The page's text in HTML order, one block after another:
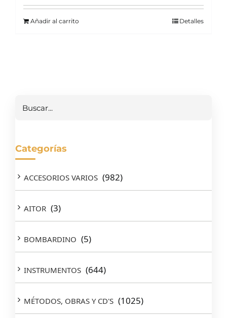
Añadir al carrito Detalles
Categorías
ACCESORIOS VARIOS (982)
AITOR (3)
BOMBARDINO (5)
INSTRUMENTOS (644)
MÉTODOS, OBRAS Y CD'S (1025)